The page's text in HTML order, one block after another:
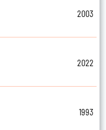
2003
2022
1993